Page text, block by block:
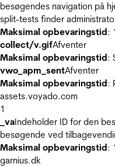
besøgendes navigation på
split-tests finder
Maksimal opbevaringstid:
collect/v.gifAfventer
Maksimal opbevaringstid:
vwo_apm_sentAfventer
Maksimal opbevaringstid:
assets.voyado.com
1
_vaIndeholder ID for den
besøgende ved
Maksimal opbevaringstid:
garnius.dk